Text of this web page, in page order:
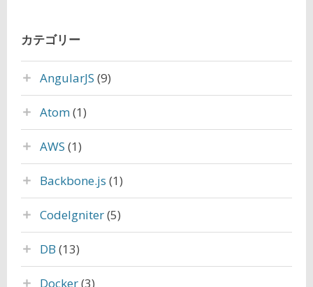
カテゴリー
AngularJS (9)
Atom(1)
AWS (1)
Backbone.js (1)
CodeIgniter(5)
DB (13)
Docker(3)